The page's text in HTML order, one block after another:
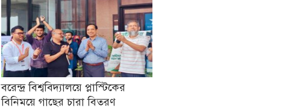
বরেন্দ্র বিশ্ববিদ্যালয়ে প্লাস্টিকের
বিনিময়ে গাছের চারা বিতরণ